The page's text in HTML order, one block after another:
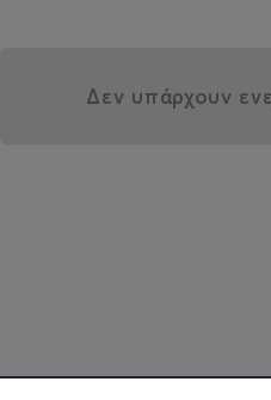
Δεν υπάρχουν